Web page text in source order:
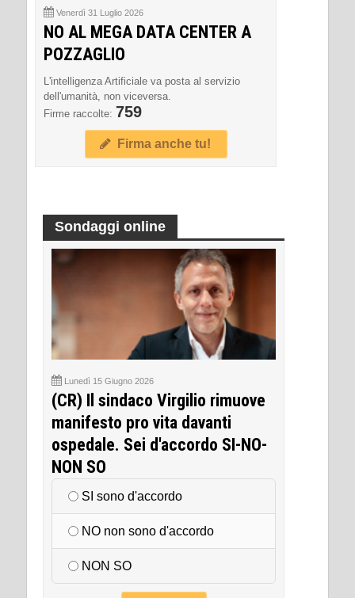
Venerdì 31 Luglio 2026
NO AL MEGA DATA CENTER A
POZZAGLIO
L'intelligenza Artificiale va posta al servizio
dell'umanità, non viceversa.
Firme raccolte: 759
Firma anche tu!
Sondaggi online
Lunedì 15 Giugno 2026
(CR) Il sindaco Virgilio rimuove
manifesto pro vita davanti
ospedale. Sei d'accordo SI-NO-
NON SO
SI sono d'accordo
NO non sono d'accordo
NON SO